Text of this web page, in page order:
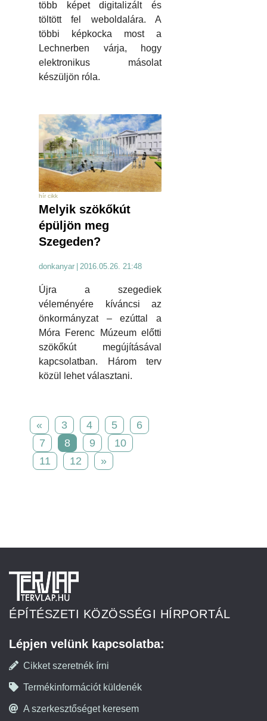
több képet digitalizált és
töltött fel weboldalára. A
többi képkocka most a
Lechnerben várja, hogy
elektronikus másolat
készüljön róla.
hír cikk
Melyik szökőkút
épüljön meg
Szegeden?
donkanyar | 2016.05.26. 21:48
Újra a szegediek
véleményére kíváncsi az
önkormányzat – ezúttal a
Móra Ferenc Múzeum előtti
szökőkút megújításával
kapcsolatban. Három terv
közül lehet választani.
« 3 4 5
6
7
8 9
10
11
12 »
ÉPÍTÉSZETI KÖZÖSSÉGI HÍRPORTÁL
Lépjen velünk kapcsolatba:
Cikket szeretnék írni
Termékinformációt küldenék
A szerkesztőséget keresem